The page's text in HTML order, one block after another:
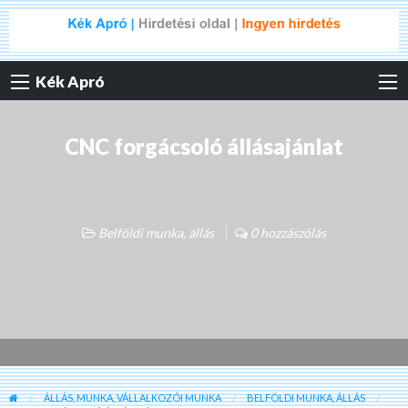
Kék Apró
CNC forgácsoló állásajánlat
Belföldi munka, állás 0 hozzászólás
ÁLLÁS, MUNKA, VÁLLALKOZÓI MUNKA
BELFÖLDI MUNKA, ÁLLÁS